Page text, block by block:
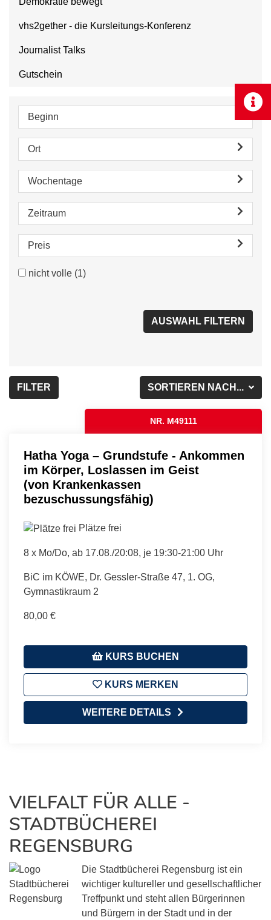
vhs2gether - die Kursleitungs-Konferenz
Journalist Talks
Gutschein
Beginn
Ort
Wochentage
Zeitraum
Preis
nicht volle (1)
SORTIEREN NACH...
FILTER
NR. M49111
Hatha Yoga – Grundstufe - Ankommen
im Körper, Loslassen im Geist
(von Krankenkassen
bezuschussungsfähig)
Plätze frei
8 x Mo/Do, ab 17.08./20:08, je 19:30-21:00 Uhr
BiC im KÖWE, Dr. Gessler-Straße 47, 1. OG,
Gymnastikraum 2
80,00 €
KURS BUCHEN
KURS MERKEN
WEITERE DETAILS
VIELFALT FÜR ALLE -
STADTBÜCHEREI
REGENSBURG
Die Stadtbücherei Regensburg ist ein
wichtiger kultureller und gesellschaftlicher
Treffpunkt und steht allen Bürgerinnen
und Bürgern in der Stadt und in der